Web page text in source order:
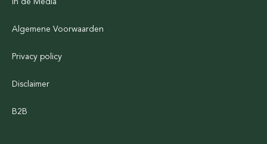
Algemene Voorwaarden
Privacy policy
Disclaimer
B2B